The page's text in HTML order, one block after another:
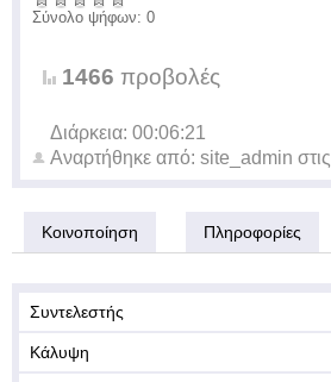
Σύνολο ψήφων: 0
1466 προβολές
Διάρκεια: 00:06:21
Αναρτήθηκε από: site_admin στις
Κοινοποίηση Πληροφορίες
Συντελεστής
Κάλυψη